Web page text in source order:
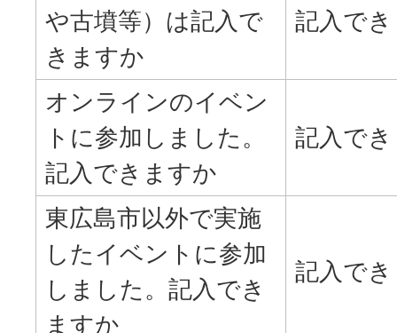
や古墳等）は記入で
きますか
記入で
オンラインのイベン
トに参加しました。
記入できますか
記入で
東広島市以外で実施
したイベントに参加
しました。記入でき
ますか
記入で